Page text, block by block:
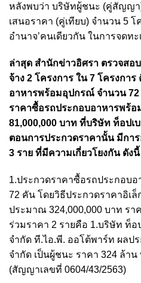
หลังพบว่า บริษัทผู้ชนะ (คู่สัญญา
เสนอราคา (คู่เทียบ) จำนวน 5 โ
อำนาจ’คนเดียวกัน ในการจดท
ล่าสุด สำนักข่าวอิศรา ตรวจสอ
จ้าง 2 โครงการ ใน 7 โครงกา
อาหารพร้อมอุปกรณ์ จำนวน
ราคาซื้อรถประกอบอาหารพร้
81,000,000 บาท ที่บริษัท ท็อปเ
ตอนการประกวดราคานั้น มีกา
3 ราย ที่มีความเกี่ยวโยงกัน ดังนี้
1.ประกวดราคาซื้อรถประกอบ
72 คัน โดยวิธีประกวดราคาอิเ
ประมาณ 324,000,000 บาท รา
ร่วมราคา 2 รายคือ 1.บริษัท ท็
จำกัด ที.ไอ.พี. ออโต้พาร์ท ผลป
จำกัด เป็นผู้ชนะ ราคา 324 ล้า
(สัญญาเลขที่ 0604/43/2563)